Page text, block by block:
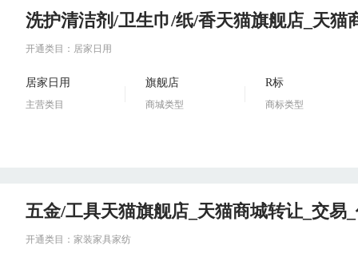
洗护清洁剂/卫生巾/纸/香天猫旗舰店_天猫
开通类目：居家日用
居家日用
主营类目
旗舰店
商城类型
R标
商标类型
五金/工具天猫旗舰店_天猫商城转让_交易
开通类目：家装家具家纺